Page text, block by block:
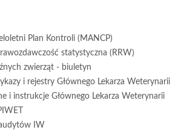
Plan Kontroli (MANCP)
statystyczna (RRW)
zwierząt - biuletyn
i rejestry Głównego Lekarza Weterynarii
i instrukcje Głównego Lekarza Weterynarii
IW